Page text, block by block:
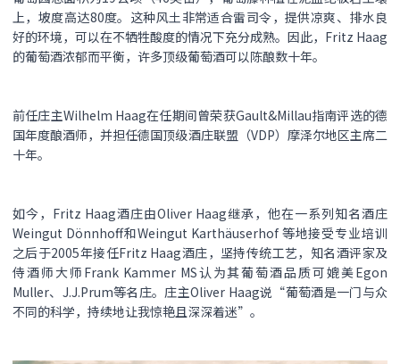
上，坡度高达80度。这种风土非常适合雷司令，提供凉爽、排水良
好的环境，可以在不牺牲酸度的情况下充分成熟。因此，Fritz Haag
的葡萄酒浓郁而平衡，许多顶级葡萄酒可以陈酿数十年。
前任庄主Wilhelm Haag在任期间曾荣获Gault&Millau指南评选的德
国年度酿酒师，并担任德国顶级酒庄联盟（VDP）摩泽尔地区主席二
十年。
如今，Fritz Haag酒庄由Oliver Haag继承，他在一系列知名酒庄
Weingut Dönnhoff和Weingut Karthäuserhof 等地接受专业培训
之后于2005年接任Fritz Haag酒庄，坚持传统工艺，知名酒评家及
侍酒师大师Frank Kammer MS认为其葡萄酒品质可媲美Egon
Muller、J.J.Prum等名庄。庄主Oliver Haag说“葡萄酒是一门与众
不同的科学，持续地让我惊艳且深深着迷”。